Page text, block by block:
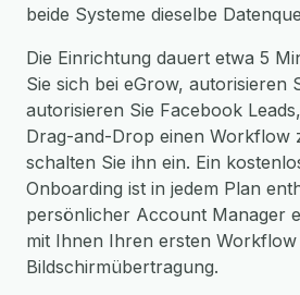
beide Systeme dieselbe
Die Einrichtung dauert etwa 5
Sie sich bei eGrow, autorisieren
autorisieren Sie Facebook
Drag-and-Drop einen Workflow
schalten Sie ihn ein. Ein
Onboarding ist in jedem Plan
persönlicher Account Manager
mit Ihnen Ihren ersten Workflow
Bildschirmübertragung.